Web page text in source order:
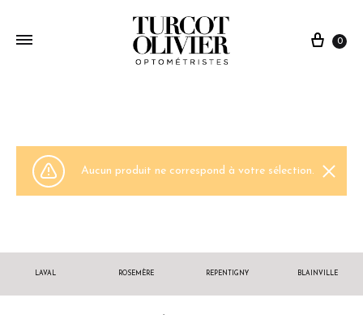
0
Aucun produit ne correspond à votre sélection.
LAVAL ROSEMÈRE REPENTIGNY BLAINVILLE